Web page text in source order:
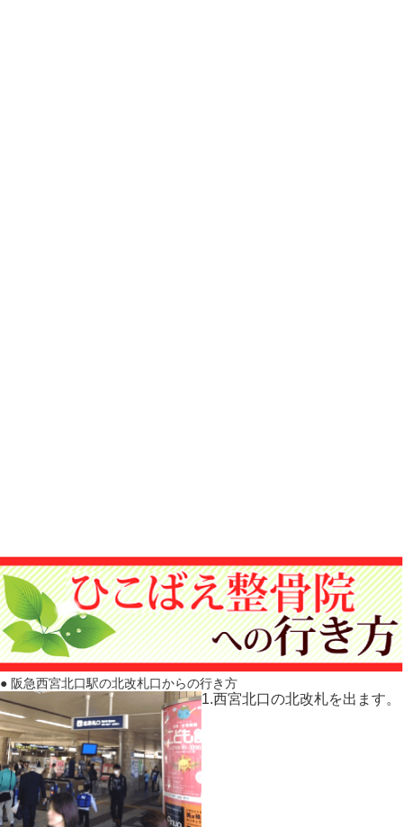
● 阪急西宮北口駅の北改札口からの行き方
1.西宮北口の北改札を出ます。